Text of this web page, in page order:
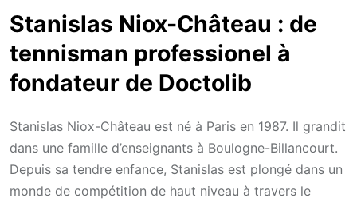
Stanislas Niox-Château : de
tennisman professionel à
fondateur de Doctolib
Stanislas Niox-Château est né à Paris en 1987. Il grandit
dans une famille d’enseignants à Boulogne-Billancourt.
Depuis sa tendre enfance, Stanislas est plongé dans un
monde de compétition de haut niveau à travers le